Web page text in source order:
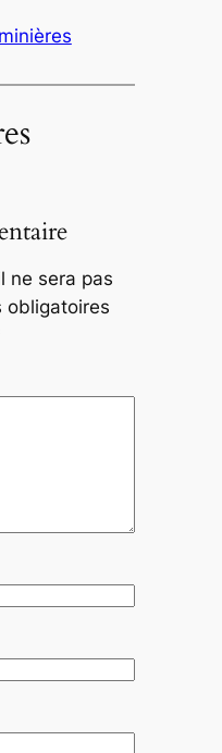
ne sera pas
obligatoires